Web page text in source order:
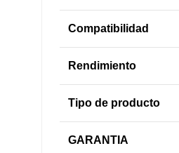
Compatibilidad
Rendimiento
Tipo de producto
GARANTIA